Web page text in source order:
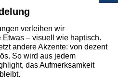
verleihen wir
– visuell wie haptisch.
andere Akzente: von dezent
So wird aus jedem
das Aufmerksamkeit